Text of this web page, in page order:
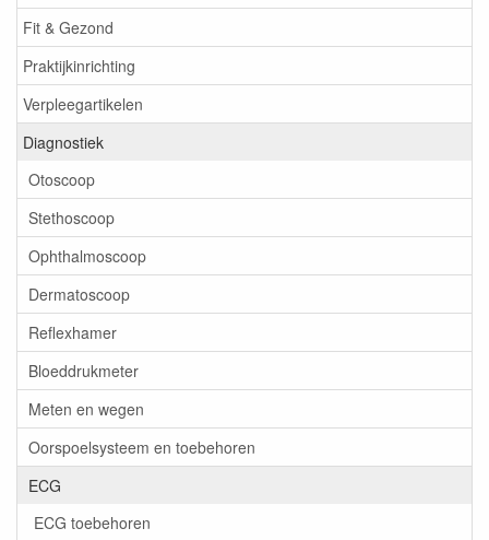
Fit & Gezond
Praktijkinrichting
Verpleegartikelen
Diagnostiek
Otoscoop
Stethoscoop
Ophthalmoscoop
Dermatoscoop
Reflexhamer
Bloeddrukmeter
Meten en wegen
Oorspoelsysteem en toebehoren
ECG
ECG toebehoren